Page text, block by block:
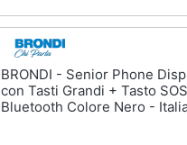
BRONDI - Senior Phone
con Tasti Grandi + Tasto SOS
Bluetooth Colore Nero -